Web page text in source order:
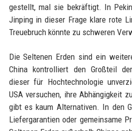
gestellt, mal sie bekräftigt. In
Jinping in dieser Frage klare rote
Treuebruch könnte zu schweren
Die Seltenen Erden sind ein
China kontrolliert den Großteil
dieser für Hochtechnologie
USA versuchen, ihre Abhängigkeit
gibt es kaum Alternativen. In den
Liefergarantien oder gemeinsame